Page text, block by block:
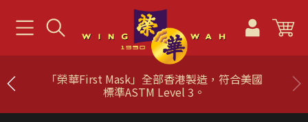
「榮華First Mask」全部香港製造，符合美國
標準ASTM Level 3。